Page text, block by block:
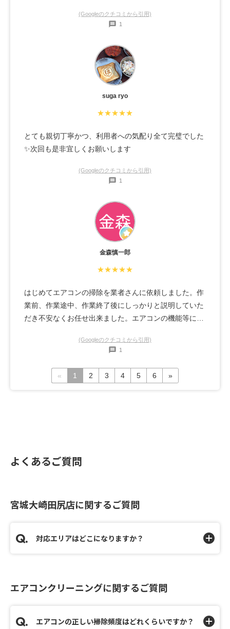
(Googleのクチコミから引用)
1
suga ryo
★★★★★
とても親切丁寧かつ、利用者への気配り全て完璧でした
✨次回も是非宜しくお願いします
(Googleのクチコミから引用)
1
金森慎一郎
★★★★★
はじめてエアコンの掃除を業者さんに依頼しました。作
業前、作業途中、作業終了後にしっかりと説明していた
だき不安なくお任せ出来ました。エアコンの機能等につ
これで安心してエアコンを使えます☺️最後にテレビの移
ればお願いします。
(Googleのクチコミから引用)
1
« 1 2 3 4 5 6 »
よくあるご質問
宮城大崎田尻店に関するご質問
対応エリアはどこになりますか？
エアコンクリーニングに関するご質問
エアコンの正しい掃除頻度はどれくらいですか？